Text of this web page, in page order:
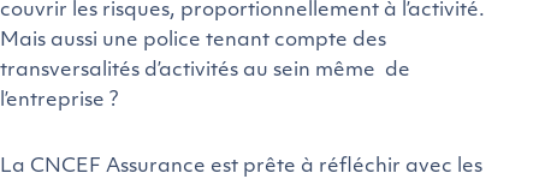
couvrir les risques, proportionnellement à l’activité.
Mais aussi une police tenant compte des
transversalités d’activités au sein même de
l’entreprise ?
La CNCEF Assurance est prête à réfléchir avec les